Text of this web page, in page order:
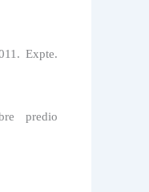
Expte.
predio